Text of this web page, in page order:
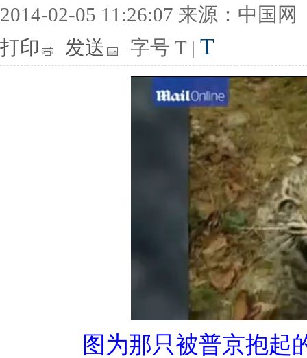
2014-02-05 11:26:07 来源：中国网
打印
发送 字号 T | T
图为那只被普京抱起的